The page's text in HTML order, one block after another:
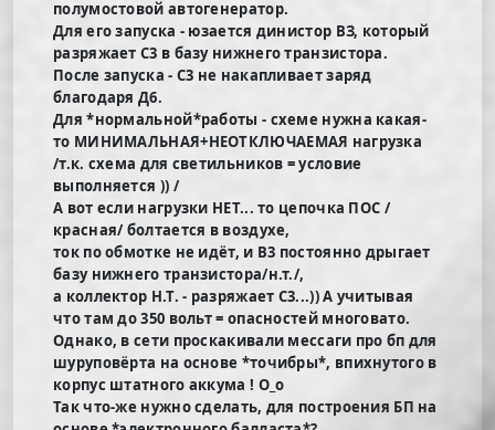
полумостовой автогенератор.
Для его запуска - юзается динистор ВЗ, который
разряжает С3 в базу нижнего транзистора.
После запуска - С3 не накапливает заряд
благодаря Д6.
Для *нормальной*работы - схеме нужна какая-
то МИНИМАЛЬНАЯ+НЕОТКЛЮЧАЕМАЯ нагрузка
/т.к. схема для светильников = условие
выполняется )) /
А вот если нагрузки НЕТ... то цепочка ПОС /
красная/ болтается в воздухе,
ток по обмотке не идёт, и В3 постоянно дрыгает
базу нижнего транзистора/н.т./,
а коллектор Н.Т. - разряжает С3...)) А учитывая
что там до 350 вольт = опасностей многовато.
Однако, в сети проскакивали мессаги про бп для
шуруповёрта на основе *точибры*, впихнутого в
корпус штатного аккума ! О_о
Так что-же нужно сделать, для построения БП на